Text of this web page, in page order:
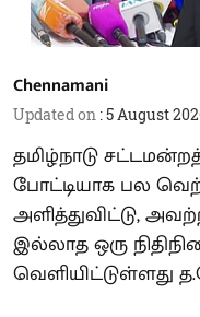
Chennamani
Updated on :5 August
தமிழ்நாடு
போட்டியாக பல
அளித்துவிட்டு,
இல்லாத ஒரு
வெளியிட்டுள்ளது